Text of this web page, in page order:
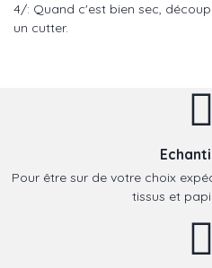
4/: Quand c'est bien sec,
un cutter.
Pour être sur de votre choix
tissus et